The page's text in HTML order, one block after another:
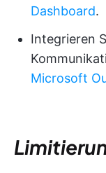
Dashboard.
Integrieren
Microsoft